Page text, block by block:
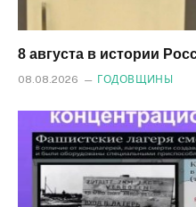
8 августа в истории
08.08.2026 ГОДОВЩИНЫ